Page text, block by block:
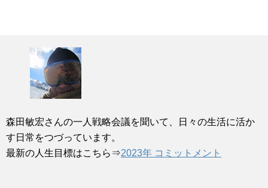
森田敏宏さんの一人戦略会議を聞いて、日々の生活に活か
す日常をつづっています。
最新の人生目標はこちら⇒2023年 コミットメント